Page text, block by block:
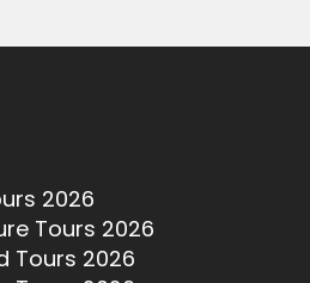
2026
Tours 2026
Tours 2026